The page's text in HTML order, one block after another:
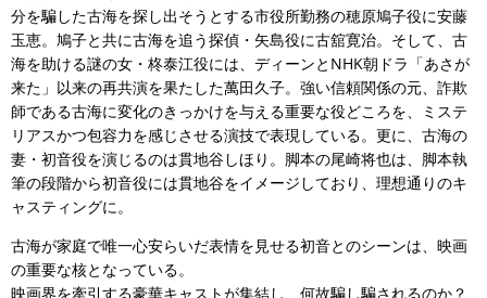
分を騙した古海を探し出そうとする市役所勤務の穂原鳩子役に安藤
玉恵。鳩子と共に古海を追う探偵・矢島役に古舘寛治。そして、古
海を助ける謎の女・柊泰江役には、ディーンとNHK朝ドラ「あさが
来た」以来の再共演を果たした萬田久子。強い信頼関係の元、詐欺
師である古海に変化のきっかけを与える重要な役どころを、ミステ
リアスかつ包容力を感じさせる演技で表現している。更に、古海の
妻・初音役を演じるのは貫地谷しほり。脚本の尾崎将也は、脚本執
筆の段階から初音役には貫地谷をイメージしており、理想通りのキ
ャスティングに。
古海が家庭で唯一心安らいだ表情を見せる初音とのシーンは、映画
の重要な核となっている。
映画界を牽引する豪華キャストが集結し、何故騙し騙されるのか？